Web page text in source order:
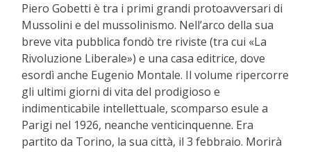
Piero Gobetti è tra i primi grandi protoavversari di
Mussolini e del mussolinismo. Nell’arco della sua
breve vita pubblica fondò tre riviste (tra cui «La
Rivoluzione Liberale») e una casa editrice, dove
esordì anche Eugenio Montale. Il volume ripercorre
gli ultimi giorni di vita del prodigioso e
indimenticabile intellettuale, scomparso esule a
Parigi nel 1926, neanche venticinquenne. Era
partito da Torino, la sua città, il 3 febbraio. Morirà